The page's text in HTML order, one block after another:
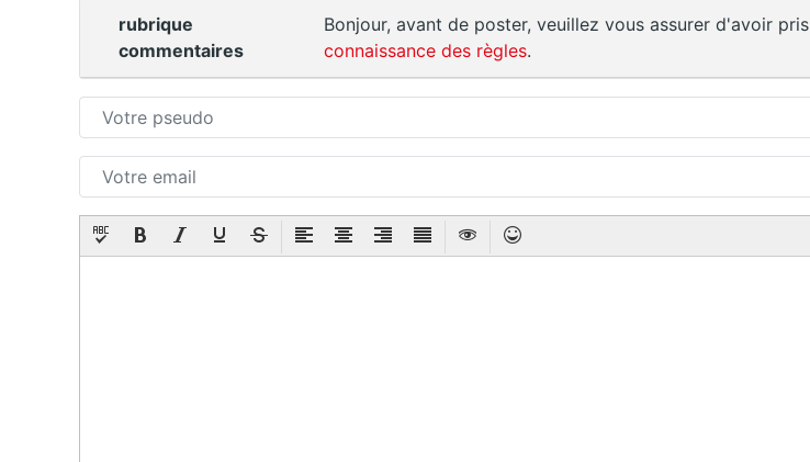
rubrique
commentaires
Bonjour, avant de poster, veuillez vous assurer d'avoir pris
connaissance des règles.